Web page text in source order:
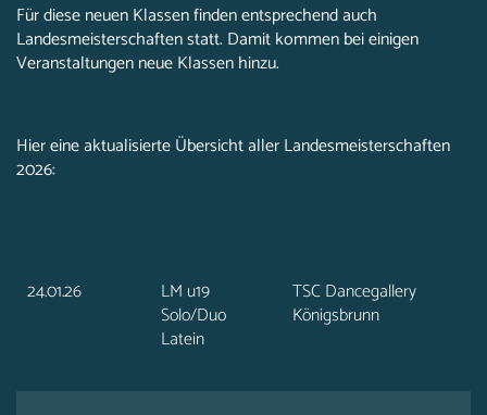
Für diese neuen Klassen finden entsprechend auch
Landesmeisterschaften statt. Damit kommen bei einigen
Veranstaltungen neue Klassen hinzu.
Hier eine aktualisierte Übersicht aller Landesmeisterschaften
2026:
24.01.26
LM u19
Solo/Duo
Latein
TSC Dancegallery
Königsbrunn